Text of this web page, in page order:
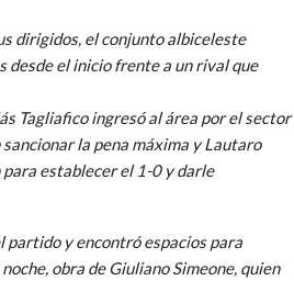
dirigidos, el conjunto albiceleste
desde el inicio frente a un rival que
Tagliafico ingresó al área por el sector
la pena máxima y Lautaro
establecer el 1-0 y darle
partido y encontró espacios para
obra de Giuliano Simeone, quien